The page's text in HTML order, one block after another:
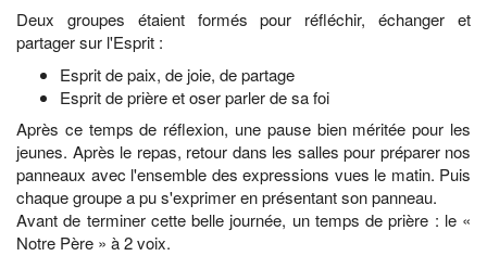
Deux groupes étaient formés pour réfléchir, échanger et
partager sur l'Esprit :
Esprit de paix, de joie, de partage
Esprit de prière et oser parler de sa foi
Après ce temps de réflexion, une pause bien méritée pour les
jeunes. Après le repas, retour dans les salles pour préparer nos
panneaux avec l'ensemble des expressions vues le matin. Puis
chaque groupe a pu s'exprimer en présentant son panneau.
Avant de terminer cette belle journée, un temps de prière : le «
Notre Père » à 2 voix.